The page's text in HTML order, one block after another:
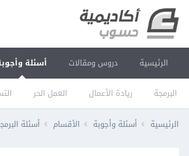
الرئيسية دروس ومقالات أسئلة
البرمجة ريادة الأعمال العمل الحر
الرئيسية أسئلة وأجوبة الأقسام أسئلة